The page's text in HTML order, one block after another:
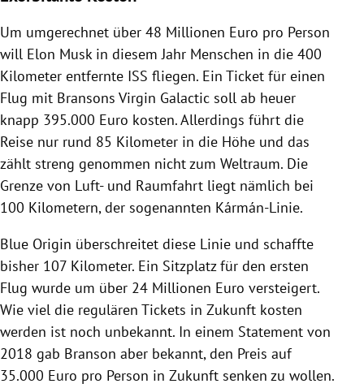
Um umgerechnet über 48 Millionen Euro pro Person
will Elon Musk in diesem Jahr Menschen in die 400
Kilometer entfernte ISS fliegen. Ein Ticket für einen
Flug mit Bransons Virgin Galactic soll ab heuer
knapp 395.000 Euro kosten. Allerdings führt die
Reise nur rund 85 Kilometer in die Höhe und das
zählt streng genommen nicht zum Weltraum. Die
Grenze von Luft- und Raumfahrt liegt nämlich bei
100 Kilometern, der sogenannten Kármán-Linie.
Blue Origin überschreitet diese Linie und schaffte
bisher 107 Kilometer. Ein Sitzplatz für den ersten
Flug wurde um über 24 Millionen Euro versteigert.
Wie viel die regulären Tickets in Zukunft kosten
werden ist noch unbekannt. In einem Statement von
2018 gab Branson aber bekannt, den Preis auf
35.000 Euro pro Person in Zukunft senken zu wollen.